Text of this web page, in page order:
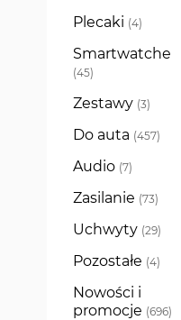
Plecaki 4
produkty
Smartwatche
45
produkty
Zestawy 3
produkty
Do auta 457
produkty
Audio 7
produkty
Zasilanie 73
produkty
Uchwyty 29
Pozostałe 4
Nowości i
promocje 696